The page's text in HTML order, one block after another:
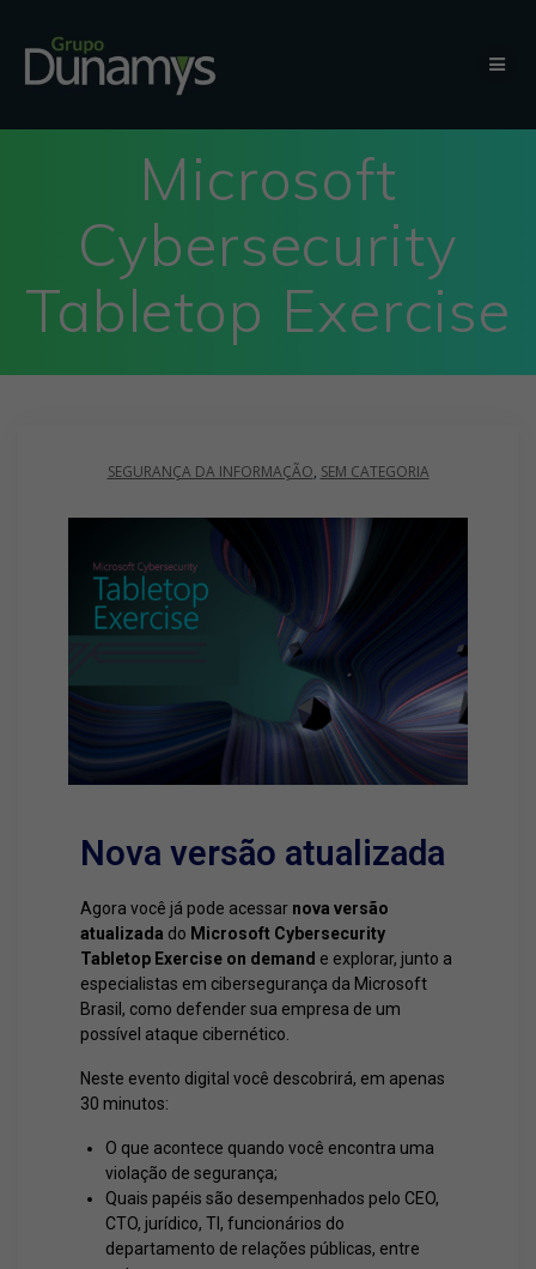
Microsoft
Cybersecurity
Tabletop Exercise
SEGURANÇA DA INFORMAÇÃO, SEM CATEGORIA
Nova versão atualizada
Agora você já pode acessar nova versão
atualizada do Microsoft Cybersecurity
Tabletop Exercise on demand e explorar, junto a
especialistas em cibersegurança da Microsoft
Brasil, como defender sua empresa de um
possível ataque cibernético.
Neste evento digital você descobrirá, em apenas
30 minutos:
O que acontece quando você encontra uma
violação de segurança;
Quais papéis são desempenhados pelo CEO,
CTO, jurídico, TI, funcionários do
departamento de relações públicas, entre